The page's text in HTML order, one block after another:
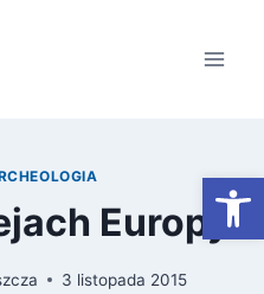
Europy
3 listopada 2015